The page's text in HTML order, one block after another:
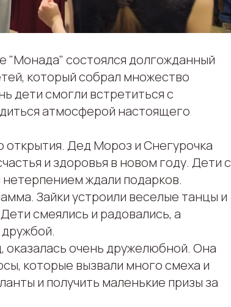
"Монада" состоялся долгожданный
который собрал множество
дети смогли встретиться с
атмосферой настоящего
открытия. Дед Мороз и Снегурочка
и здоровья в новом году. Дети с
ждали подарков.
Зайки устроили веселые танцы и
смеялись и радовались, а
оказалась очень дружелюбной. Она
которые вызвали много смеха и
и получить маленькие призы за